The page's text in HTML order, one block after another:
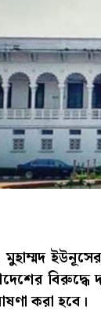
বিরুদ্ধে
করা হবে।